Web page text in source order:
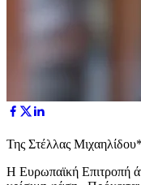
Της Στέλλας Μιχαηλίδου*
Η Ευρωπαϊκή Επιτροπή